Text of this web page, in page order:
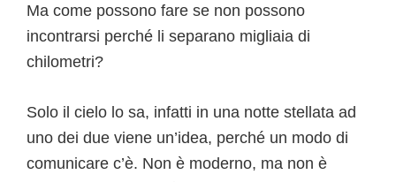
Ma come possono fare se non possono
incontrarsi perché li separano migliaia di
chilometri?
Solo il cielo lo sa, infatti in una notte stellata ad
uno dei due viene un’idea, perché un modo di
comunicare c’è. Non è moderno, ma non è